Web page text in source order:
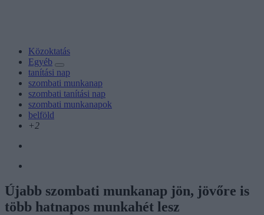
Közoktatás
Egyéb
tanítási nap
szombati munkanap
szombati tanítási nap
szombati munkanapok
belföld
+2
Újabb szombati munkanap jön, jövőre is
több hatnapos munkahét lesz